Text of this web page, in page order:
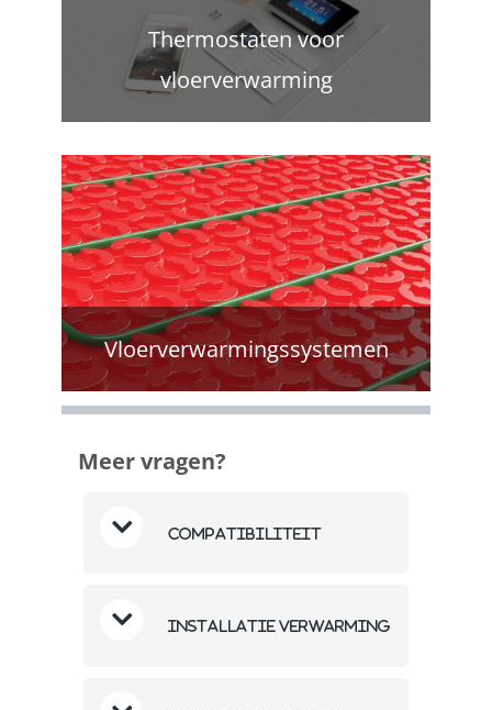
Thermostaten voor
vloerverwarming
Vloerverwarmingssystemen
Meer vragen?
Compatibiliteit
Installatie verwarming